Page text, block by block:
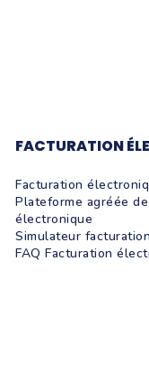
FACTURATION
Facturation
Plateforme agréée
électronique
Simulateur
FAQ Facturation